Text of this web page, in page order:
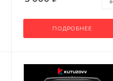
ПОДРОБНЕЕ